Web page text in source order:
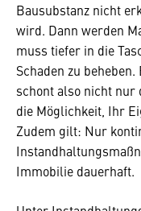
Bausubstanz nicht
wird. Dann werden
muss tiefer in die
Schaden zu
schont also nicht nur
die Möglichkeit, Ihr
Zudem gilt: Nur
Immobilie dauerhaft.